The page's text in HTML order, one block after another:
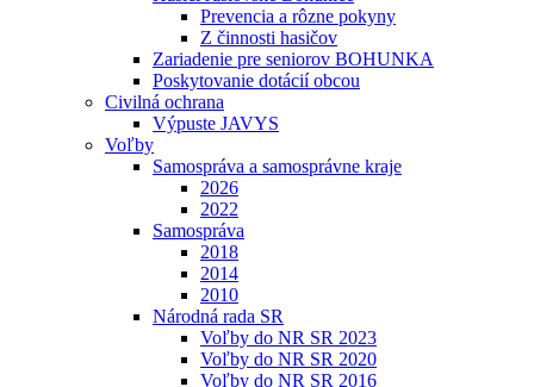
Prevencia a rôzne pokyny
Z činnosti hasičov
Zariadenie pre seniorov BOHUNKA
Poskytovanie dotácií obcou
Civilná ochrana
Výpuste JAVYS
Voľby
Samospráva a samosprávne kraje
2026
2022
Samospráva
2018
2014
2010
Národná rada SR
Voľby do NR SR 2023
Voľby do NR SR 2020
Voľby do NR SR 2016